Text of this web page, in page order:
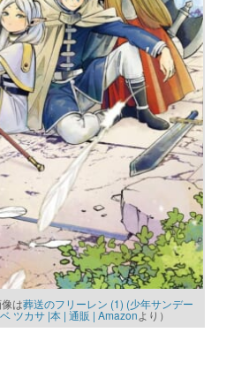
は葬送のフリーレン (1) (少年サンデー
ツカサ |本 | 通販 | Amazonより）